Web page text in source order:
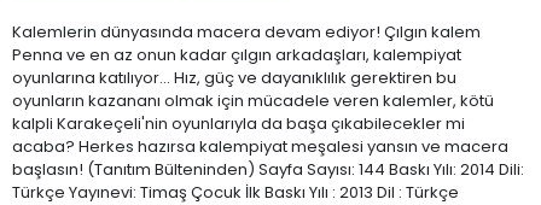
Kalemlerin dünyasında macera devam ediyor! Çılgın kalem
Penna ve en az onun kadar çılgın arkadaşları, kalempiyat
oyunlarına katılıyor… Hız, güç ve dayanıklılık gerektiren bu
oyunların kazananı olmak için mücadele veren kalemler, kötü
kalpli Karakeçeli'nin oyunlarıyla da başa çıkabilecekler mi
acaba? Herkes hazırsa kalempiyat meşalesi yansın ve macera
başlasın! (Tanıtım Bülteninden) Sayfa Sayısı: 144 Baskı Yılı: 2014 Dili:
Türkçe Yayınevi: Timaş Çocuk İlk Baskı Yılı : 2013 Dil : Türkçe